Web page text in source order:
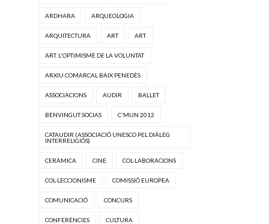
ARDHARA ARQUEOLOGIA
ARQUITECTURA ART ART.
ART. L'OPTIMISME DE LA VOLUNTAT
ARXIU COMARCAL BAIX PENEDÈS
ASSOCIACIONS AUDIR BALLET
BENVINGUT SOCIAS C'MUN 2012
CATAUDIR (ASSOCIACIÓ UNESCO PEL DIÀLEG
INTERRELIGIÓS)
CERÀMICA CINE COL·LABORACIONS
COL·LECCIONISME COMISSIÓ EUROPEA
COMUNICACIÓ CONCURS
CONFERÈNCIES CULTURA